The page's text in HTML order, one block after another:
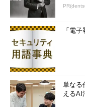
「電
単なる
えるAI